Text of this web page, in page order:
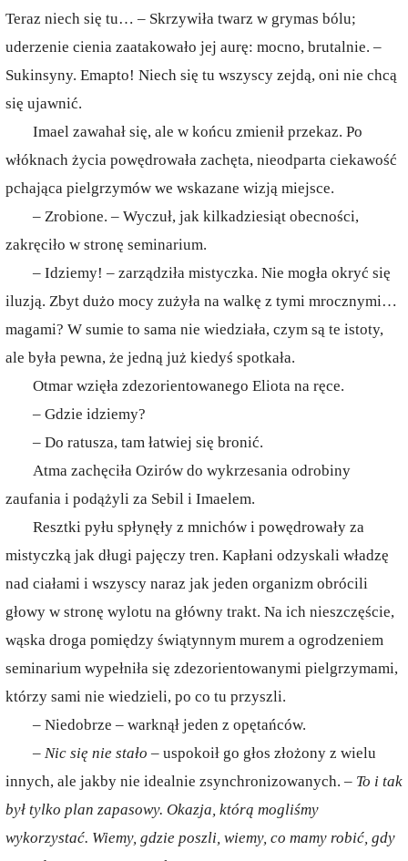
Teraz niech się tu… – Skrzywiła twarz w grymas bólu;
uderzenie cienia zaatakowało jej aurę: mocno, brutalnie. –
Sukinsyny. Emapto! Niech się tu wszyscy zejdą, oni nie chcą
się ujawnić.
Imael zawahał się, ale w końcu zmienił przekaz. Po
włóknach życia powędrowała zachęta, nieodparta ciekawość
pchająca pielgrzymów we wskazane wizją miejsce.
– Zrobione. – Wyczuł, jak kilkadziesiąt obecności,
zakręciło w stronę seminarium.
– Idziemy! – zarządziła mistyczka. Nie mogła okryć się
iluzją. Zbyt dużo mocy zużyła na walkę z tymi mrocznymi…
magami? W sumie to sama nie wiedziała, czym są te istoty,
ale była pewna, że jedną już kiedyś spotkała.
Otmar wzięła zdezorientowanego Eliota na ręce.
– Gdzie idziemy?
– Do ratusza, tam łatwiej się bronić.
Atma zachęciła Ozirów do wykrzesania odrobiny
zaufania i podążyli za Sebil i Imaelem.
Resztki pyłu spłynęły z mnichów i powędrowały za
mistyczką jak długi pajęczy tren. Kapłani odzyskali władzę
nad ciałami i wszyscy naraz jak jeden organizm obrócili
głowy w stronę wylotu na główny trakt. Na ich nieszczęście,
wąska droga pomiędzy świątynnym murem a ogrodzeniem
seminarium wypełniła się zdezorientowanymi pielgrzymami,
którzy sami nie wiedzieli, po co tu przyszli.
– Niedobrze – warknął jeden z opętańców.
– Nic się nie stało – uspokoił go głos złożony z wielu
innych, ale jakby nie idealnie zsynchronizowanych. – To i tak
był tylko plan zapasowy. Okazja, którą mogliśmy
wykorzystać. Wiemy, gdzie poszli, wiemy, co mamy robić, gdy